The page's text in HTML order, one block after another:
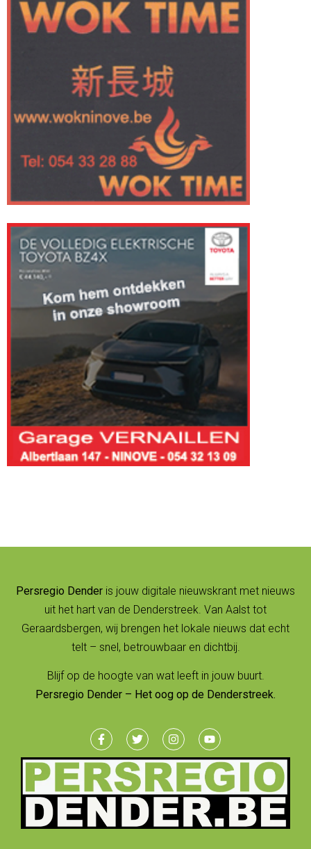
Persregio Dender is jouw digitale nieuwskrant met nieuws
uit het hart van de Denderstreek. Van Aalst tot
Geraardsbergen, wij brengen het lokale nieuws dat echt
telt – snel, betrouwbaar en dichtbij.
Blijf op de hoogte van wat leeft in jouw buurt.
Persregio Dender – Het oog op de Denderstreek.